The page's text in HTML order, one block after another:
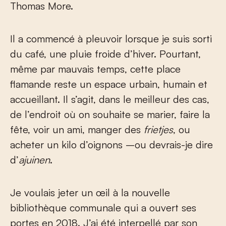
Thomas More.
Il a commencé à pleuvoir lorsque je suis sorti
du café, une pluie froide d’hiver. Pourtant,
même par mauvais temps, cette place
flamande reste un espace urbain, humain et
accueillant. Il s’agit, dans le meilleur des cas,
de l’endroit où on souhaite se marier, faire la
fête, voir un ami, manger des frietjes, ou
acheter un kilo d’oignons –ou devrais-je dire
d’ajuinen.
Je voulais jeter un œil à la nouvelle
bibliothèque communale qui a ouvert ses
portes en 2018. J’ai été interpellé par son